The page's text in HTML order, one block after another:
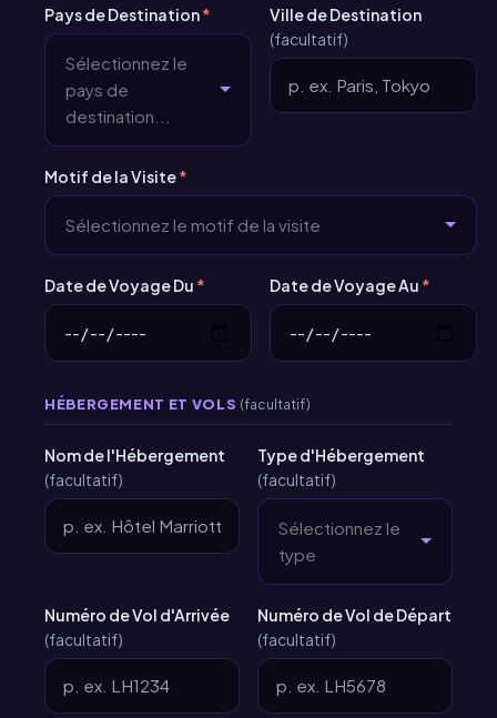
Pays de Destination*
Sélectionnez le
pays de
destination...
Ville de Destination
(facultatif)
Motif de la Visite*
Sélectionnez le motif de la visite
Date de Voyage Du * Date de Voyage Au *
HÉBERGEMENT ET VOLS (facultatif)
Nom de l'Hébergement
(facultatif)
Type d'Hébergement
(facultatif)
Sélectionnez le
type
Numéro de Vol d'Arrivée
(facultatif)
Numéro de Vol de Départ
(facultatif)